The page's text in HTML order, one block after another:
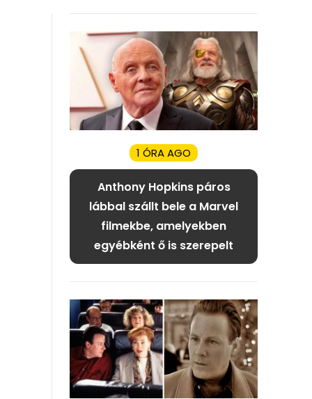
1 ÓRA AGO
Anthony Hopkins páros
lábbal szállt bele a Marvel
filmekbe, amelyekben
egyébként ő is szerepelt